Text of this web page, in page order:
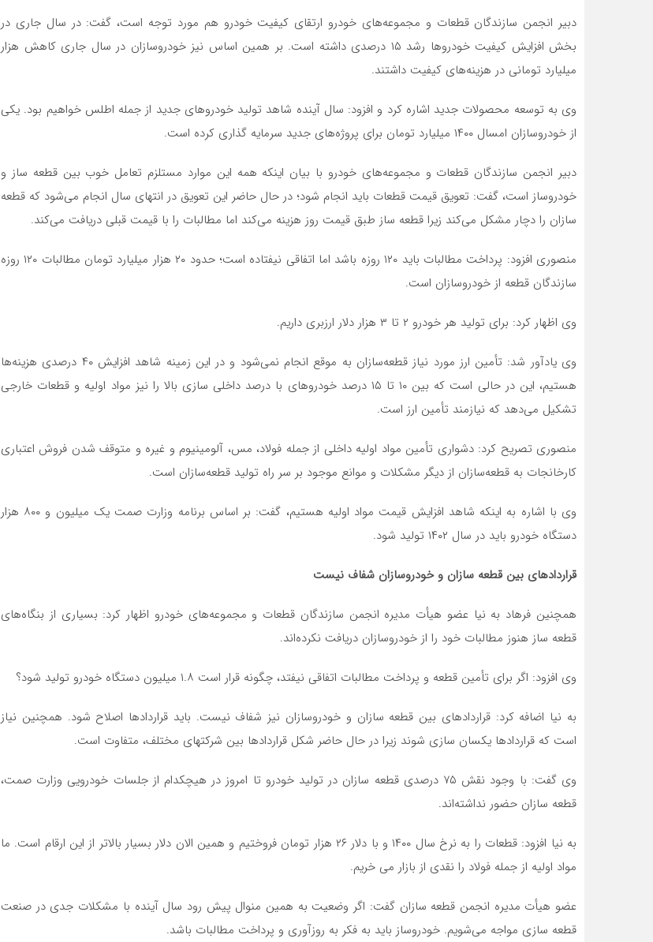
دبیر انجمن سازندگان قطعات و مجموعه‌های خودرو ارتقای کیفیت خودرو هم مورد توجه است، گفت: در سال جاری در
بخش افزایش کیفیت خودروها رشد ۱۵ درصدی داشته است. بر همین اساس نیز خودروسازان در سال جاری کاهش هزار
میلیارد تومانی در هزینه‌های کیفیت داشتند.
وی به توسعه محصولات جدید اشاره کرد و افزود: سال آینده شاهد تولید خودروهای جدید از جمله اطلس خواهیم بود. یکی
از خودروسازان امسال ۱۴۰۰ میلیارد تومان برای پروژه‌های جدید سرمایه گذاری کرده است.
دبیر انجمن سازندگان قطعات و مجموعه‌های خودرو با بیان اینکه همه این موارد مستلزم تعامل خوب بین قطعه ساز و
خودروساز است، گفت: تعویق قیمت قطعات باید انجام شود؛ در حال حاضر این تعویق در انتهای سال انجام می‌شود که قطعه
سازان را دچار مشکل می‌کند زیرا قطعه ساز طبق قیمت روز هزینه می‌کند اما مطالبات را با قیمت قبلی دریافت می‌کند.
منصوری افزود: پرداخت مطالبات باید ۱۲۰ روزه باشد اما اتفاقی نیفتاده است؛ حدود ۲۰ هزار میلیارد تومان مطالبات ۱۲۰ روزه
سازندگان قطعه از خودروسازان است.
وی اظهار کرد: برای تولید هر خودرو ۲ تا ۳ هزار دلار ارزبری داریم.
وی یادآور شد: تأمین ارز مورد نیاز قطعه‌سازان به موقع انجام نمی‌شود و در این زمینه شاهد افزایش ۴۰ درصدی هزینه‌ها
هستیم، این در حالی است که بین ۱۰ تا ۱۵ درصد خودروهای با درصد داخلی سازی بالا را نیز مواد اولیه و قطعات خارجی
تشکیل می‌دهد که نیازمند تأمین ارز است.
منصوری تصریح کرد: دشواری تأمین مواد اولیه داخلی از جمله فولاد، مس، آلومینیوم و غیره و متوقف شدن فروش اعتباری
کارخانجات به قطعه‌سازان از دیگر مشکلات و موانع موجود بر سر راه تولید قطعه‌سازان است.
وی با اشاره به اینکه شاهد افزایش قیمت مواد اولیه هستیم، گفت: بر اساس برنامه وزارت صمت یک میلیون و ۸۰۰ هزار
دستگاه خودرو باید در سال ۱۴۰۲ تولید شود.
قراردادهای بین قطعه سازان و خودروسازان شفاف نیست
همچنین فرهاد به نیا عضو هیأت مدیره انجمن سازندگان قطعات و مجموعه‌های خودرو اظهار کرد: بسیاری از بنگاه‌های
قطعه ساز هنوز مطالبات خود را از خودروسازان دریافت نکرده‌اند.
وی افزود: اگر برای تأمین قطعه و پرداخت مطالبات اتفاقی نیفتد، چگونه قرار است ۱.۸ میلیون دستگاه خودرو تولید شود؟
به نیا اضافه کرد: قراردادهای بین قطعه سازان و خودروسازان نیز شفاف نیست. باید قراردادها اصلاح شود. همچنین نیاز
است که قراردادها یکسان سازی شوند زیرا در حال حاضر شکل قراردادها بین شرکتهای مختلف، متفاوت است.
وی گفت: با وجود نقش ۷۵ درصدی قطعه سازان در تولید خودرو تا امروز در هیچکدام از جلسات خودرویی وزارت صمت،
قطعه سازان حضور نداشته‌اند.
به نیا افزود: قطعات را به نرخ سال ۱۴۰۰ و با دلار ۲۶ هزار تومان فروختیم و همین الان دلار بسیار بالاتر از این ارقام است. ما
مواد اولیه از جمله فولاد را نقدی از بازار می خریم.
عضو هیأت مدیره انجمن قطعه سازان گفت: اگر وضعیت به همین منوال پیش رود سال آینده با مشکلات جدی در صنعت
قطعه سازی مواجه می‌شویم. خودروساز باید به فکر به روزآوری و پرداخت مطالبات باشد.